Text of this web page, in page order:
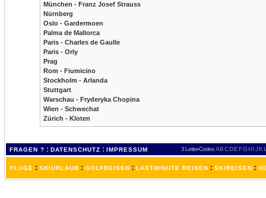
München - Franz Josef Strauss
Nürnberg
Oslo - Gardermoen
Palma de Mallorca
Paris - Charles de Gaulle
Paris - Orly
Prag
Rom - Fiumicino
Stockholm - Arlanda
Stuttgart
Warschau - Fryderyka Chopina
Wien - Schwechat
Zürich - Kloten
FRAGEN ? : DATENSCHUTZ : IMPRESSUM 3 Letter-Codes ABCDEFGH IJKL
FLÜGE : SKIURLAUB : GOLFREISEN : LASTMINUTE REISEN : SKIREISEN :